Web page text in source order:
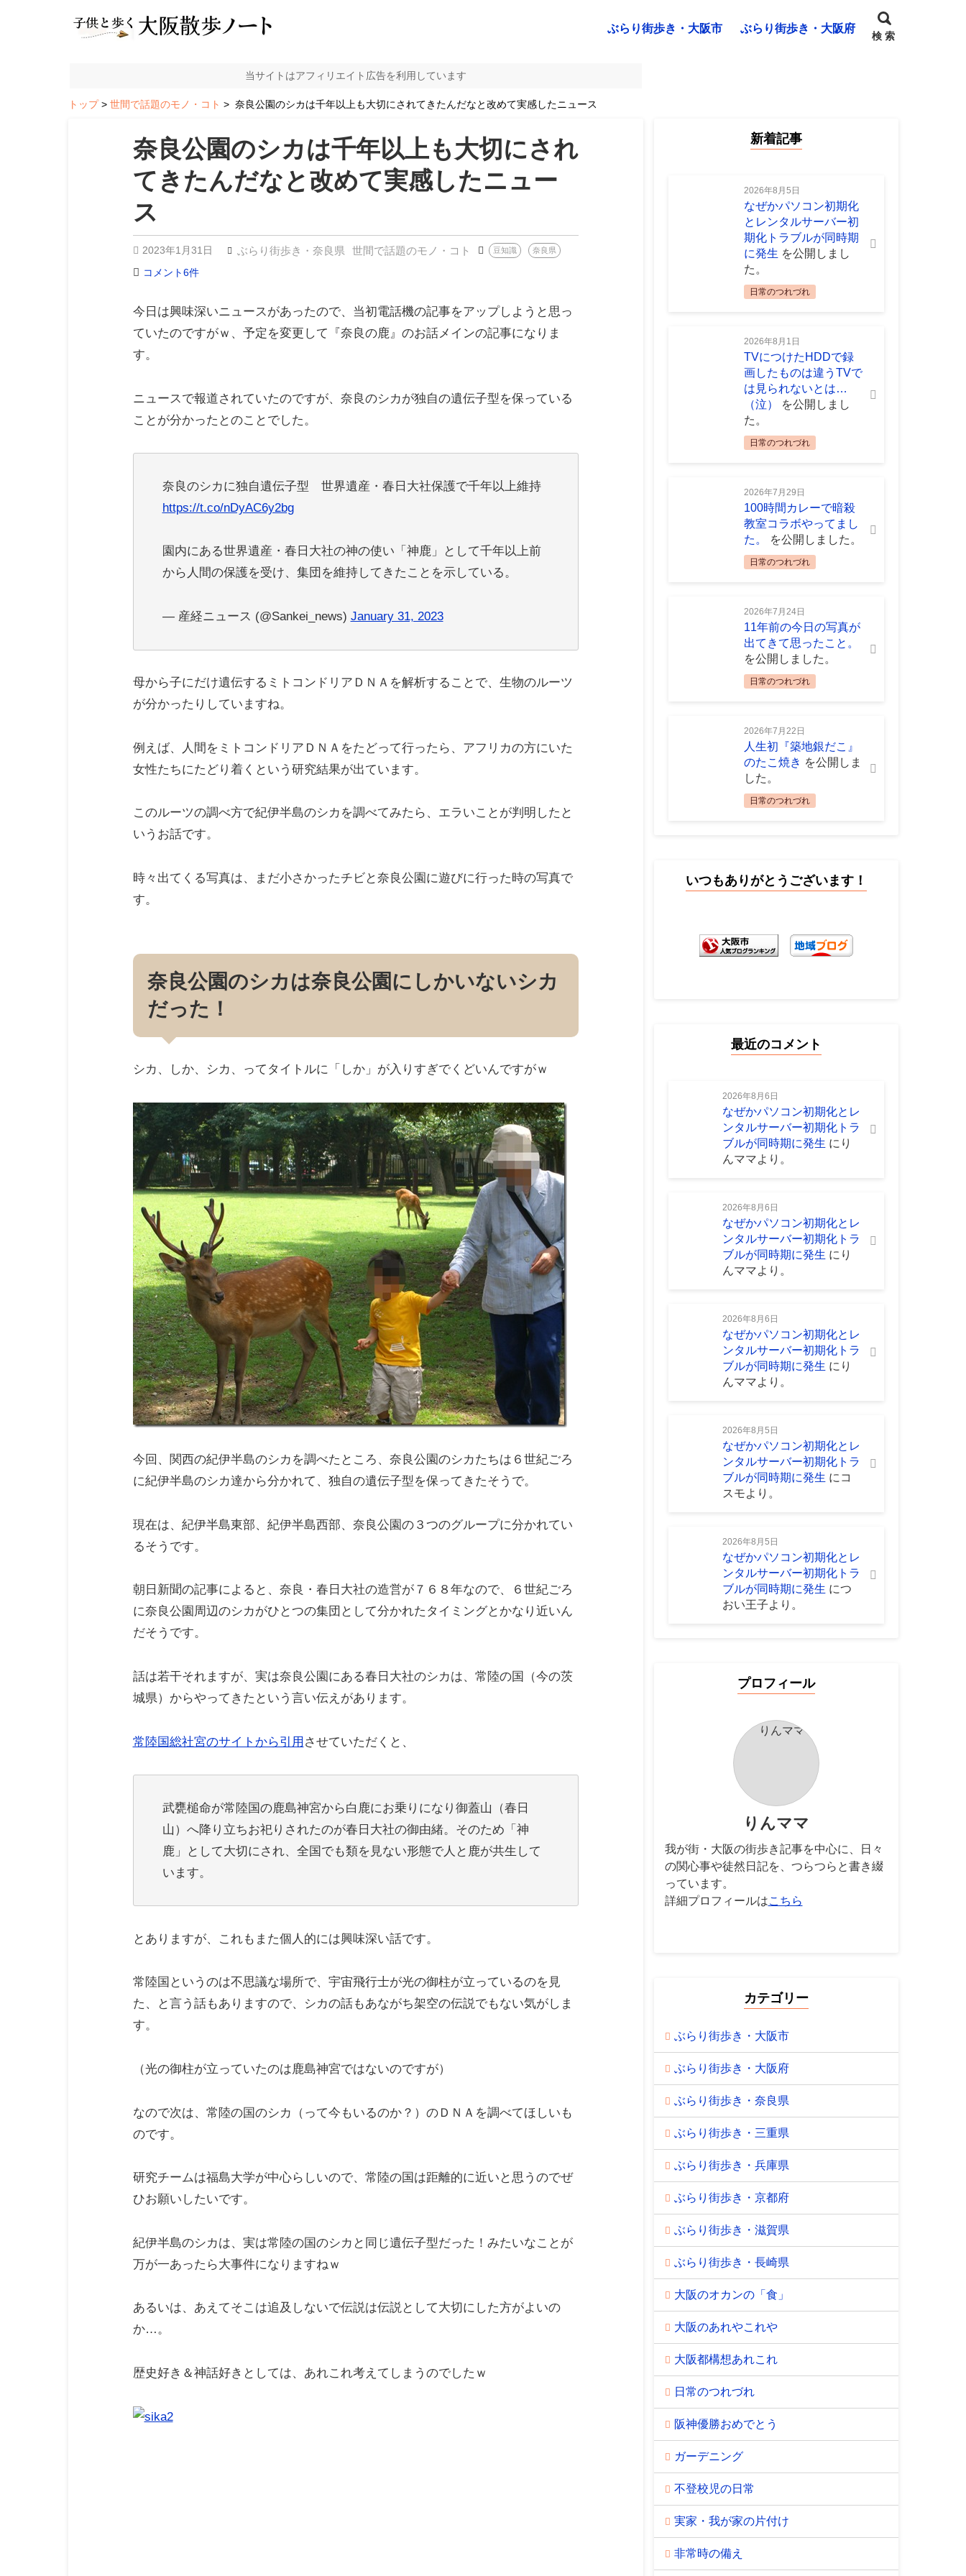
ぶらり街歩き・大阪市 ぶらり街歩き・大阪府
検 索
当サイトはアフィリエイト広告を利用しています
トップ 世間で話題のモノ・コト 奈良公園のシカは千年以上も大切にされてきたんだなと改めて実感したニュース
奈良公園のシカは千年以上も大切にされ
てきたんだなと改めて実感したニュー
ス
2023年1月31日 ぶらり街歩き・奈良県 世間で話題のモノ・コト 豆知識 奈良県
コメント6件
今日は興味深いニュースがあったので、当初電話機の記事をアップしようと思っ
ていたのですがｗ、予定を変更して『奈良の鹿』のお話メインの記事になりま
す。
ニュースで報道されていたのですが、奈良のシカが独自の遺伝子型を保っている
ことが分かったとのことでした。
奈良のシカに独自遺伝子型 世界遺産・春日大社保護で千年以上維持
https://t.co/nDyAC6y2bg
園内にある世界遺産・春日大社の神の使い「神鹿」として千年以上前
から人間の保護を受け、集団を維持してきたことを示している。
— 産経ニュース (@Sankei_news) January 31, 2023
母から子にだけ遺伝するミトコンドリアＤＮＡを解析することで、生物のルーツ
が分かったりしていますね。
例えば、人間をミトコンドリアＤＮＡをたどって行ったら、アフリカの方にいた
女性たちにたどり着くという研究結果が出ています。
このルーツの調べ方で紀伊半島のシカを調べてみたら、エラいことが判明したと
いうお話です。
時々出てくる写真は、まだ小さかったチビと奈良公園に遊びに行った時の写真で
す。
奈良公園のシカは奈良公園にしかいないシカ
だった！
シカ、しか、シカ、ってタイトルに「しか」が入りすぎでくどいんですがｗ
今回、関西の紀伊半島のシカを調べたところ、奈良公園のシカたちは６世紀ごろ
に紀伊半島のシカ達から分かれて、独自の遺伝子型を保ってきたそうで。
現在は、紀伊半島東部、紀伊半島西部、奈良公園の３つのグループに分かれてい
るそうです。
朝日新聞の記事によると、奈良・春日大社の造営が７６８年なので、６世紀ごろ
に奈良公園周辺のシカがひとつの集団として分かれたタイミングとかなり近いん
だそうです。
話は若干それますが、実は奈良公園にある春日大社のシカは、常陸の国（今の茨
城県）からやってきたという言い伝えがあります。
常陸国総社宮のサイトから引用 させていただくと、
武甕槌命が常陸国の鹿島神宮から白鹿にお乗りになり御蓋山（春日
山）へ降り立ちお祀りされたのが春日大社の御由緒。そのため「神
鹿」として大切にされ、全国でも類を見ない形態で人と鹿が共生して
います。
とありますが、これもまた個人的には興味深い話です。
常陸国というのは不思議な場所で、宇宙飛行士が光の御柱が立っているのを見
た、と言う話もありますので、シカの話もあながち架空の伝説でもない気がしま
す。
（光の御柱が立っていたのは鹿島神宮ではないのですが）
なので次は、常陸の国のシカ（って今もいるのか？）のＤＮＡを調べてほしいも
のです。
研究チームは福島大学が中心らしいので、常陸の国は距離的に近いと思うのでぜ
ひお願いしたいです。
紀伊半島のシカは、実は常陸の国のシカと同じ遺伝子型だった！みたいなことが
万が一あったら大事件になりますねｗ
あるいは、あえてそこは追及しないで伝説は伝説として大切にした方がよいの
か…。
歴史好き＆神話好きとしては、あれこれ考えてしまうのでしたｗ
新着記事
2026年8月5日
なぜかパソコン初期化
とレンタルサーバー初
期化トラブルが同時期
に発生 を公開しまし
た。
日常のつれづれ
2026年8月1日
TVにつけたHDDで録
画したものは違うTVで
は見られないとは…
（泣）
を公開しまし
た。
日常のつれづれ
2026年7月29日
100時間カレーで暗殺
教室コラボやってまし
た。
を公開しました。
日常のつれづれ
2026年7月24日
11年前の今日の写真が
出てきて思ったこと。
を公開しました。
日常のつれづれ
2026年7月22日
人生初『築地銀だこ』
のたこ焼き を公開しま
した。
日常のつれづれ
いつもありがとうございます！
最近のコメント
2026年8月6日
なぜかパソコン初期化とレ
ンタルサーバー初期化トラ
ブルが同時期に発生 に り
んママより。
2026年8月6日
なぜかパソコン初期化とレ
ンタルサーバー初期化トラ
ブルが同時期に発生 に り
んママより。
2026年8月6日
なぜかパソコン初期化とレ
ンタルサーバー初期化トラ
ブルが同時期に発生 に り
んママより。
2026年8月5日
なぜかパソコン初期化とレ
ンタルサーバー初期化トラ
ブルが同時期に発生 に コ
スモより。
2026年8月5日
なぜかパソコン初期化とレ
ンタルサーバー初期化トラ
ブルが同時期に発生 につ
おい王子より。
プロフィール
りんママ
我が街・大阪の街歩き記事を中心に、日々
の関心事や徒然日記を、つらつらと書き綴
っています。
詳細プロフィールはこちら
カテゴリー
ぶらり街歩き・大阪市
ぶらり街歩き・大阪府
ぶらり街歩き・奈良県
ぶらり街歩き・三重県
ぶらり街歩き・兵庫県
ぶらり街歩き・京都府
ぶらり街歩き・滋賀県
ぶらり街歩き・長崎県
大阪のオカンの「食」
大阪のあれやこれや
大阪都構想あれこれ
日常のつれづれ
阪神優勝おめでとう
ガーデニング
不登校児の日常
実家・我が家の片付け
非常時の備え